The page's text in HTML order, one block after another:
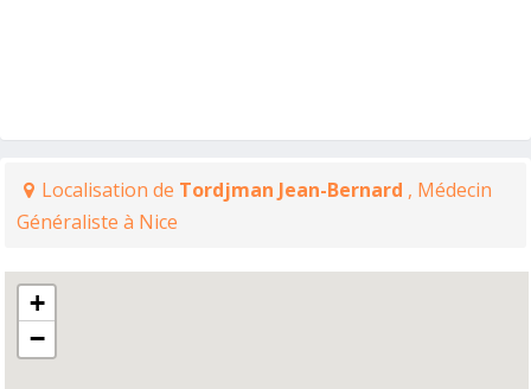
Localisation de Tordjman Jean-Bernard , Médecin
Généraliste à Nice
+
−